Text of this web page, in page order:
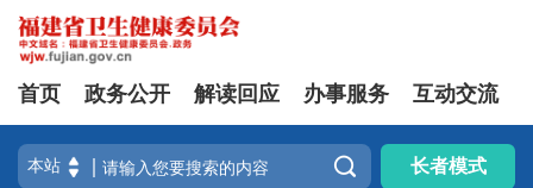
首页 政务公开 解读回应 办事服务 互动交流
 长者模式